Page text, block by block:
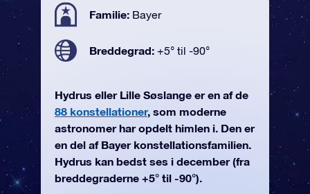
Familie: Bayer
Breddegrad: +5° til -90°
Hydrus eller Lille Søslange er en af de
88 konstellationer, som moderne
astronomer har opdelt himlen i. Den er
en del af Bayer konstellationsfamilien.
Hydrus kan bedst ses i december (fra
breddegraderne +5° til -90°).